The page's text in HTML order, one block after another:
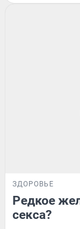
ЗДОРОВЬЕ
Редкое
секса?